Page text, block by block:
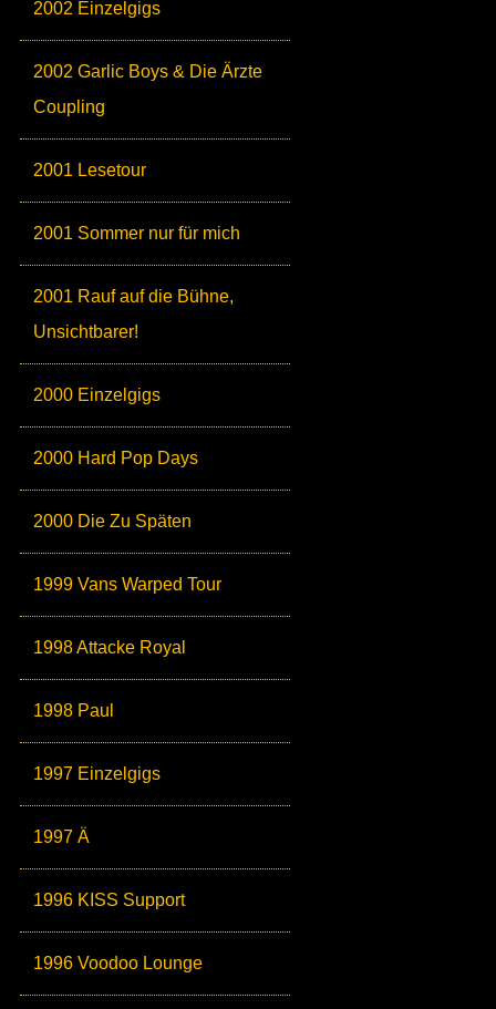
2002 Einzelgigs
2002 Garlic Boys & Die Ärzte
Coupling
2001 Lesetour
2001 Sommer nur für mich
2001 Rauf auf die Bühne,
Unsichtbarer!
2000 Einzelgigs
2000 Hard Pop Days
2000 Die Zu Späten
1999 Vans Warped Tour
1998 Attacke Royal
1998 Paul
1997 Einzelgigs
1997 Ä
1996 KISS Support
1996 Voodoo Lounge